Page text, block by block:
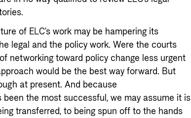
of ELC's work may be hampering its
legal and the policy work. Were the courts
networking toward policy change less urgent
would be the best way forward. But
at present. And because
the most successful, we may assume it is
transferred, to being spun off to the hands